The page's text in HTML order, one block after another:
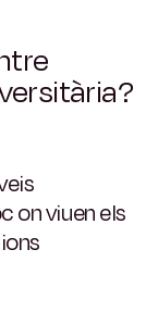
on viuen els